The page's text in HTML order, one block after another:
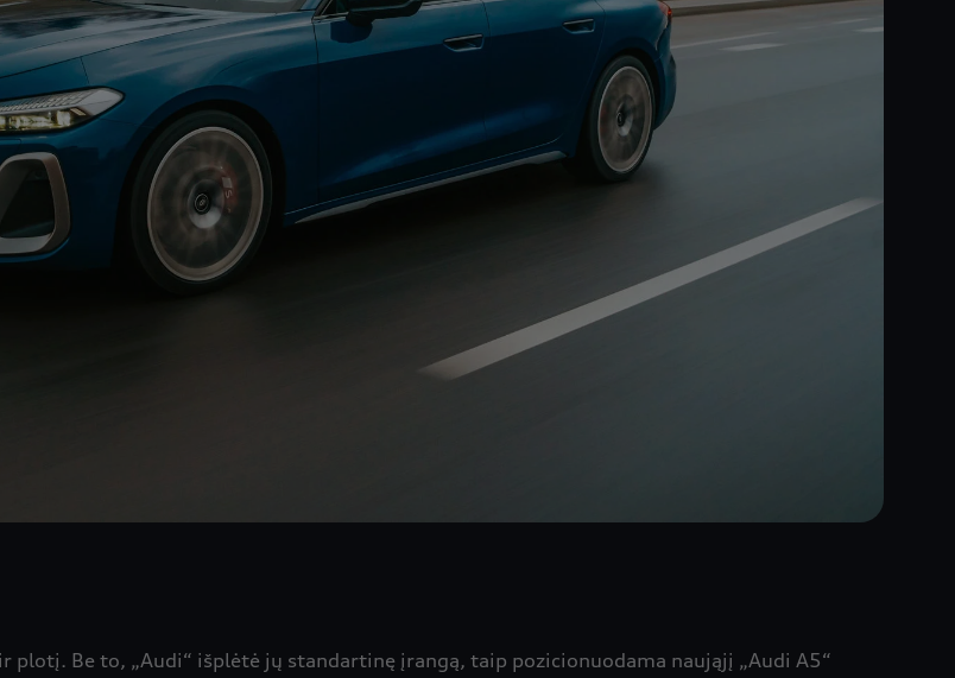
Be to, „Audi“ išplėtė jų standartinę įrangą, taip pozicionuodama naująjį „Audi A5“